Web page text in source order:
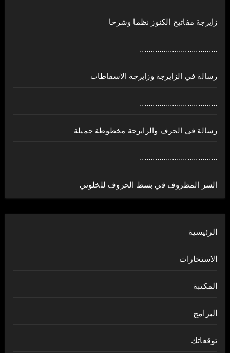
زايرجة مفاتيح الكنوز نظما وشرحا
....................................
رسالة في الزايرجة وزايرجة الاسقاطات
....................................
رسالة في الحرف والزايرجة مخطوطة جميلة
....................................
السر المظروف في بسط الحروف للخلوتي
الرئيسية
الاستخارات
المكتبة
البرامج
توقعاتك